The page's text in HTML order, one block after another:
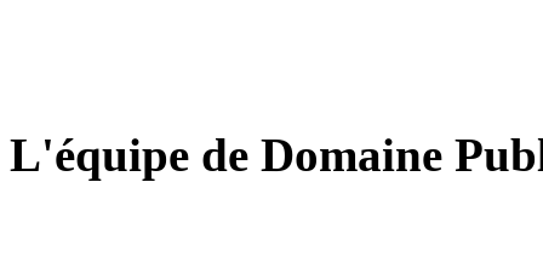
L'équipe de Domaine